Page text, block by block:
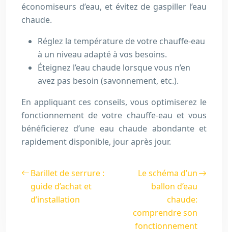
économiseurs d’eau, et évitez de gaspiller l’eau
chaude.
Réglez la température de votre chauffe-eau
à un niveau adapté à vos besoins.
Éteignez l’eau chaude lorsque vous n’en
avez pas besoin (savonnement, etc.).
En appliquant ces conseils, vous optimiserez le
fonctionnement de votre chauffe-eau et vous
bénéficierez d’une eau chaude abondante et
rapidement disponible, jour après jour.
Barillet de serrure :
guide d’achat et
d’installation
Le schéma d’un
ballon d’eau
chaude:
comprendre son
fonctionnement